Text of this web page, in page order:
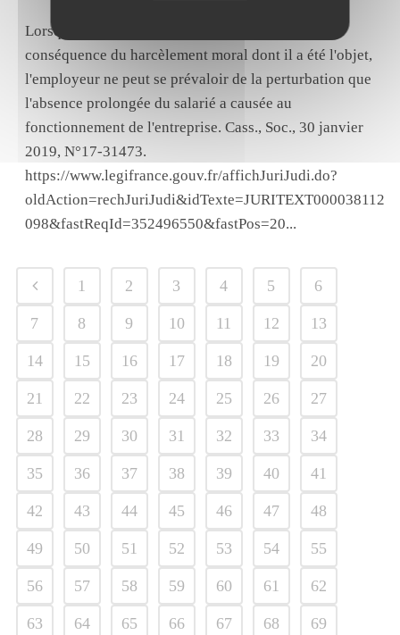
Lorsque l'absence prolongée du salarié est la
conséquence du harcèlement moral dont il a été l'objet,
l'employeur ne peut se prévaloir de la perturbation que
l'absence prolongée du salarié a causée au
fonctionnement de l'entreprise. Cass., Soc., 30 janvier
2019, N°17-31473.
https://www.legifrance.gouv.fr/affichJuriJudi.do?
oldAction=rechJuriJudi&idTexte=JURITEXT000038112
098&fastReqId=352496550&fastPos=20...
1 2 3 4 5 6
7 8 9 10 11 12 13
14 15 16 17 18 19 20
21 22 23 24 25 26 27
28 29 30 31 32 33 34
35 36 37 38 39 40 41
42 43 44 45 46 47 48
49 50 51 52 53 54 55
56 57 58 59 60 61 62
63 64 65 66 67 68 69